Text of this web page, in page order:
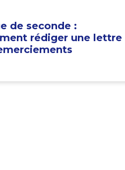
de seconde :
rédiger une lettre